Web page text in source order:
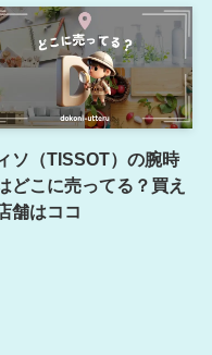
ソ（TISSOT）の腕時
どこに売ってる？買え
舗はココ